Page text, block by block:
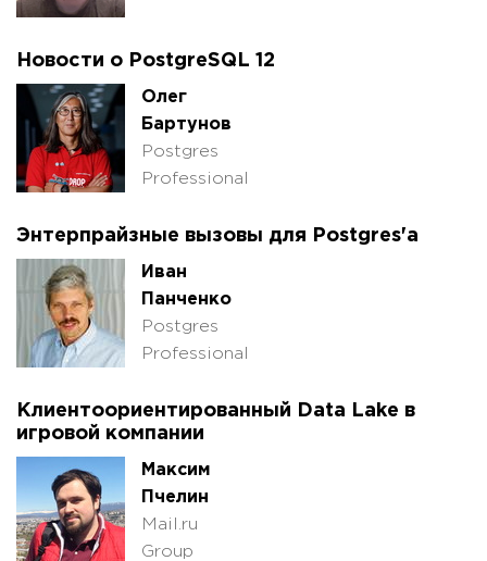
Hовости о PostgreSQL 12
Олег
Бартунов
Postgres
Professional
Энтерпрайзные вызовы для Postgres'а
Иван
Панченко
Postgres
Professional
Клиентоориентированный Data Lake в
игровой компании
Максим
Пчелин
Mail.ru
Group